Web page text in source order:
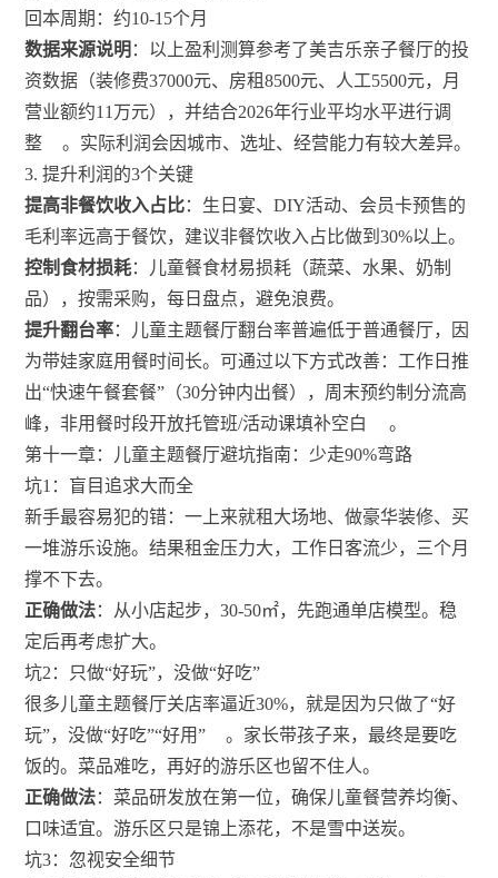
回本周期：约10-15个月
数据来源说明 ：以上盈利测算参考了美吉乐亲子餐厅的投
资数据（装修费37000元、房租8500元、人工5500元，月
营业额约11万元），并结合2026年行业平均水平进行调
整
。实际利润会因城市、选址、经营能力有较大差异。
3. 提升利润的3个关键
提高非餐饮收入占比：生日宴、DIY活动、会员卡预售的
毛利率远高于餐饮，建议非餐饮收入占比做到30%以上。
控制食材损耗：儿童餐食材易损耗（蔬菜、水果、奶制
品），按需采购，每日盘点，避免浪费。
提升翻台率：儿童主题餐厅翻台率普遍低于普通餐厅，因
为带娃家庭用餐时间长。可通过以下方式改善：工作日推
出“快速午餐套餐”（30分钟内出餐），周末预约制分流高
峰，非用餐时段开放托管班/活动课填补空白
。
第十一章：儿童主题餐厅避坑指南：少走90%弯路
坑1：盲目追求大而全
新手最容易犯的错：一上来就租大场地、做豪华装修、买
一堆游乐设施。结果租金压力大，工作日客流少，三个月
撑不下去。
正确做法：从小店起步，30-50㎡，先跑通单店模型。稳
定后再考虑扩大。
坑2：只做“好玩”，没做“好吃”
很多儿童主题餐厅关店率逼近30%，就是因为只做了“好
玩”，没做“好吃”“好用”
。家长带孩子来，最终是要吃
饭的。菜品难吃，再好的游乐区也留不住人。
正确做法：菜品研发放在第一位，确保儿童餐营养均衡、
口味适宜。游乐区只是锦上添花，不是雪中送炭。
坑3：忽视安全细节